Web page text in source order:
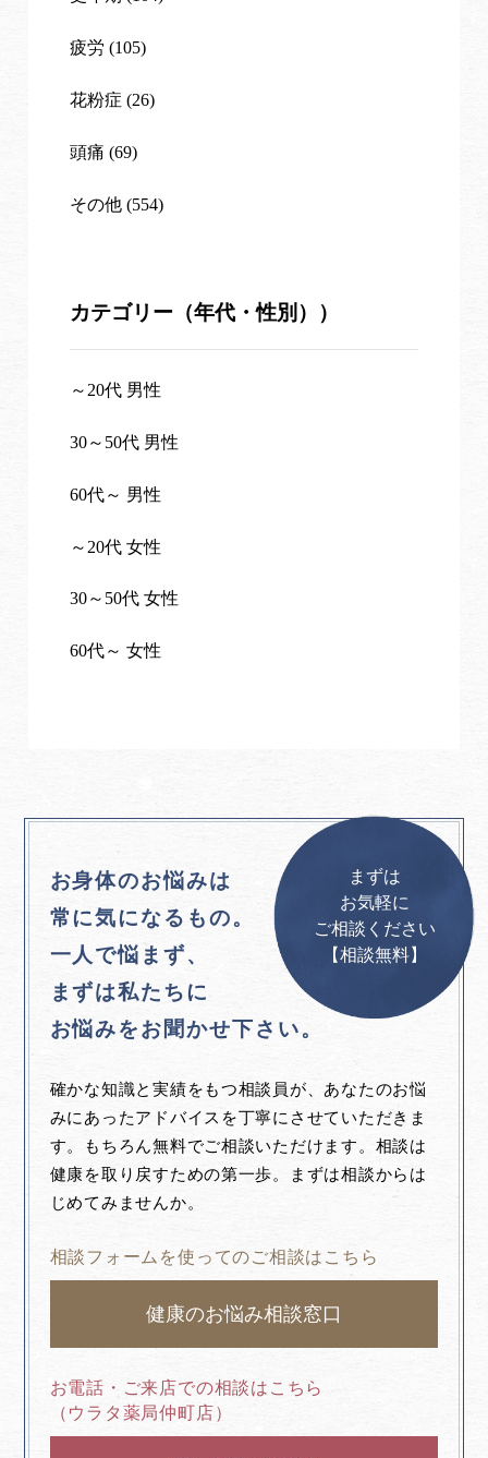
疲労 (105)
花粉症 (26)
頭痛 (69)
その他 (554)
カテゴリー（年代・性別））
～20代 男性
30～50代 男性
60代～ 男性
～20代 女性
30～50代 女性
60代～ 女性
お身体のお悩みは
常に気になるもの。
一人で悩まず、
まずは私たちに
お悩みをお聞かせ下さい。
確かな知識と実績をもつ相談員が、あなたのお悩
みにあったアドバイスを丁寧にさせていただきま
す。もちろん無料でご相談いただけます。相談は
健康を取り戻すための第一歩。まずは相談からは
じめてみませんか。
相談フォームを使ってのご相談はこちら
健康のお悩み相談窓口
お電話・ご来店での相談はこちら
（ウラタ薬局仲町店）
まずは
お気軽に
ご相談ください
【相談無料】